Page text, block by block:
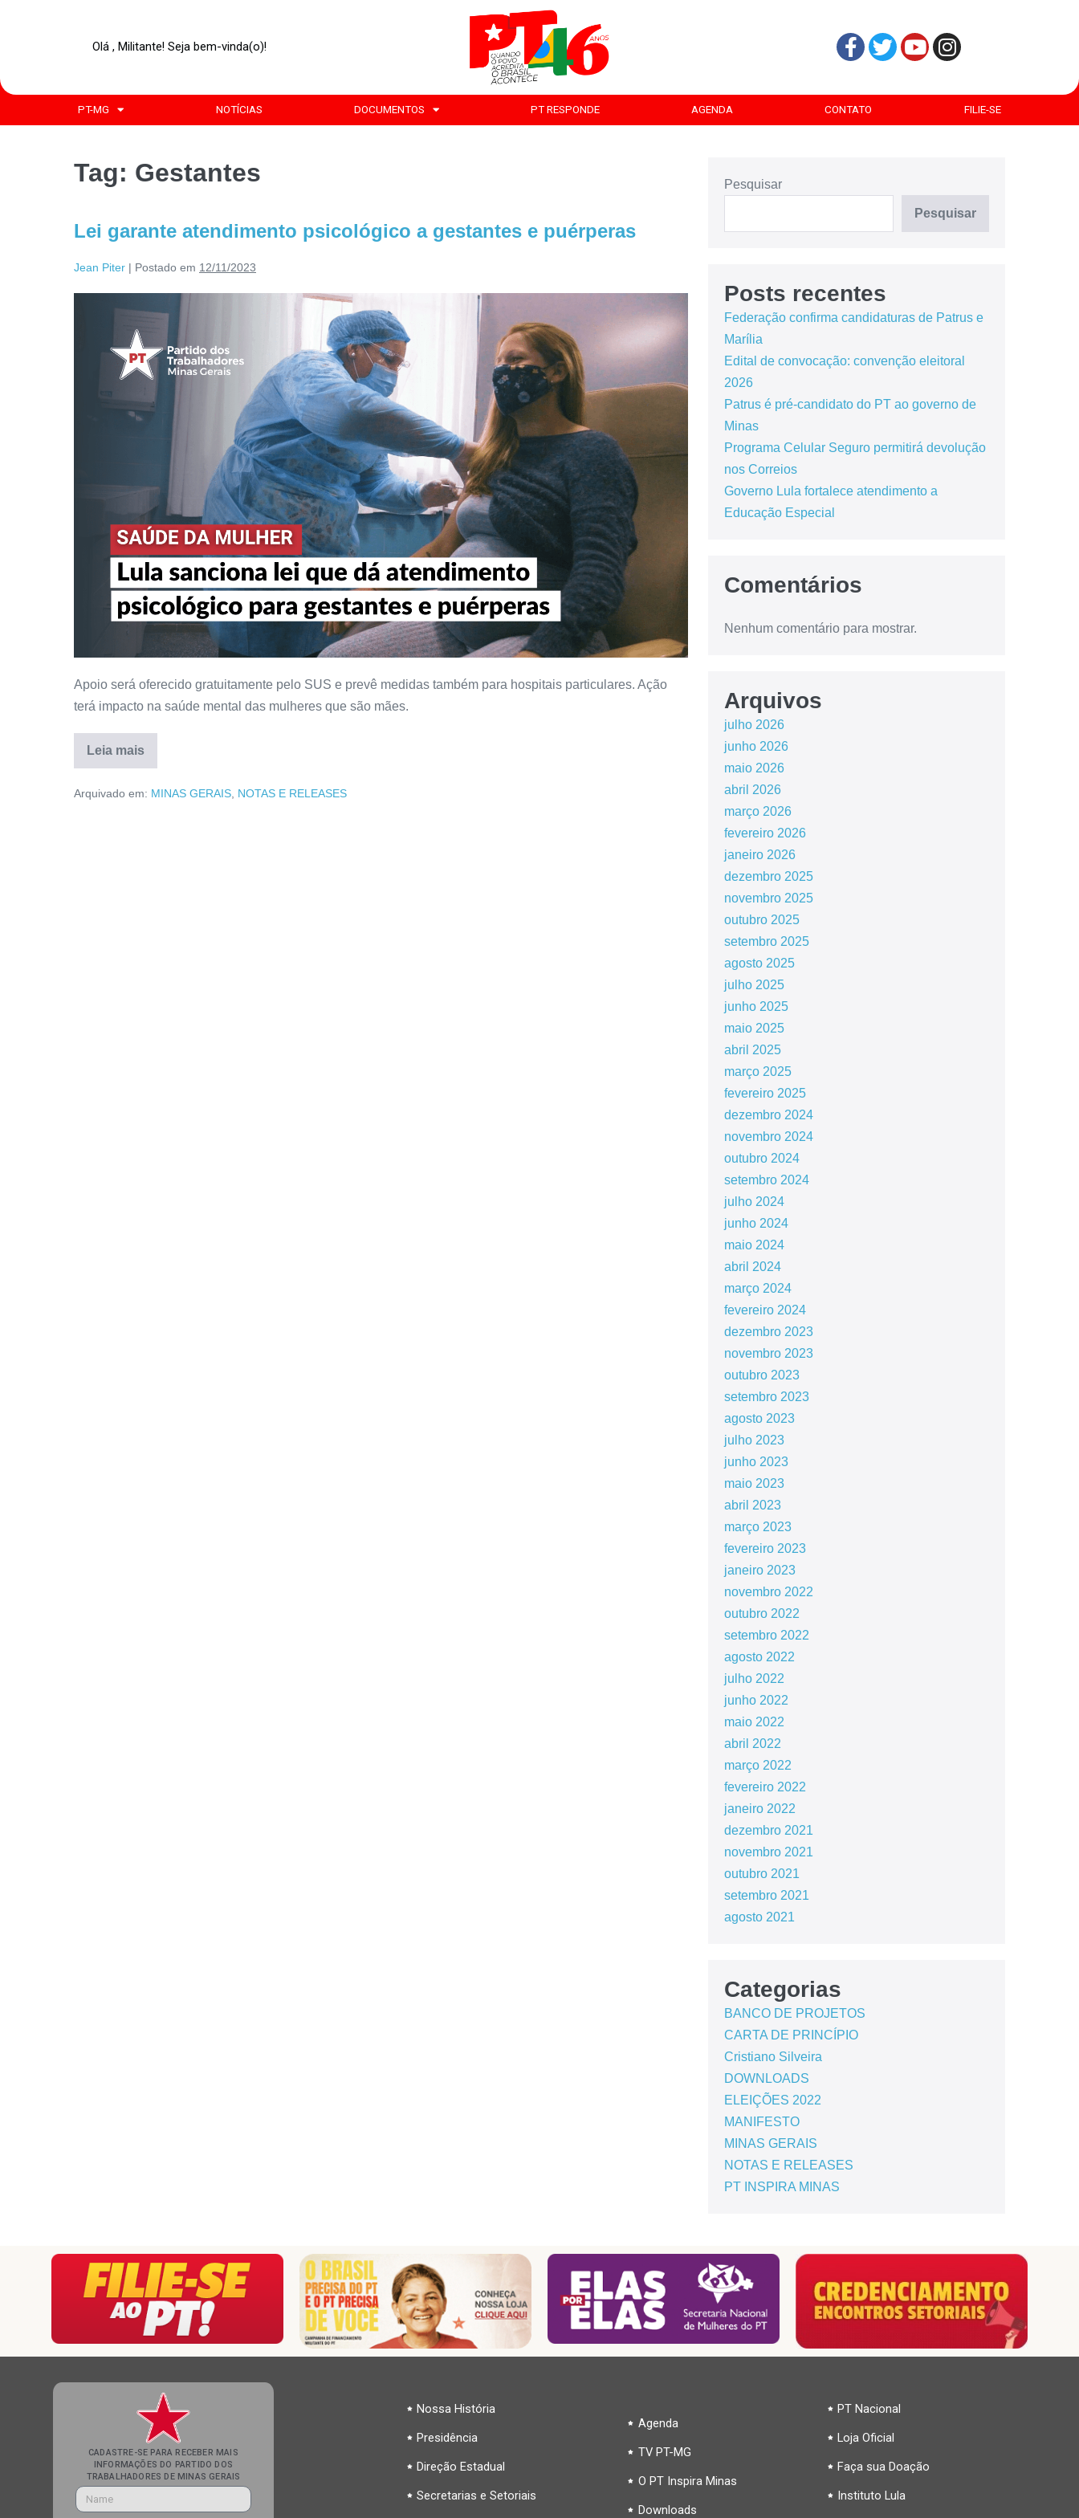
Olá , Militante! Seja bem-vinda(o)!
PT-MG NOTÍCIAS DOCUMENTOS PT RESPONDE AGENDA CONTATO FILIE-SE
Tag: Gestantes
Lei garante atendimento psicológico a gestantes e puérperas
Jean Piter | Postado em 12/11/2023
Apoio será oferecido gratuitamente pelo SUS e prevê medidas também para hospitais particulares. Ação
terá impacto na saúde mental das mulheres que são mães.
Leia mais
Arquivado em: MINAS GERAIS, NOTAS E RELEASES
Pesquisar
Pesquisar
Posts recentes
Federação confirma candidaturas de Patrus e
Marília
Edital de convocação: convenção eleitoral
2026
Patrus é pré-candidato do PT ao governo de
Minas
Programa Celular Seguro permitirá devolução
nos Correios
Governo Lula fortalece atendimento a
Educação Especial
Comentários
Nenhum comentário para mostrar.
Arquivos
julho 2026
junho 2026
maio 2026
abril 2026
março 2026
fevereiro 2026
janeiro 2026
dezembro 2025
novembro 2025
outubro 2025
setembro 2025
agosto 2025
julho 2025
junho 2025
maio 2025
abril 2025
março 2025
fevereiro 2025
dezembro 2024
novembro 2024
outubro 2024
setembro 2024
julho 2024
junho 2024
maio 2024
abril 2024
março 2024
fevereiro 2024
dezembro 2023
novembro 2023
outubro 2023
setembro 2023
agosto 2023
julho 2023
junho 2023
maio 2023
abril 2023
março 2023
fevereiro 2023
janeiro 2023
novembro 2022
outubro 2022
setembro 2022
agosto 2022
julho 2022
junho 2022
maio 2022
abril 2022
março 2022
fevereiro 2022
janeiro 2022
dezembro 2021
novembro 2021
outubro 2021
setembro 2021
agosto 2021
Categorias
BANCO DE PROJETOS
CARTA DE PRINCÍPIO
Cristiano Silveira
DOWNLOADS
ELEIÇÕES 2022
MANIFESTO
MINAS GERAIS
NOTAS E RELEASES
PT INSPIRA MINAS
CADASTRE-SE PARA RECEBER MAIS
INFORMAÇÕES DO PARTIDO DOS
TRABALHADORES DE MINAS GERAIS
Nossa História
Presidência
Direção Estadual
Secretarias e Setoriais
Agenda
TV PT-MG
O PT Inspira Minas
Downloads
PT Nacional
Loja Oficial
Faça sua Doação
Instituto Lula